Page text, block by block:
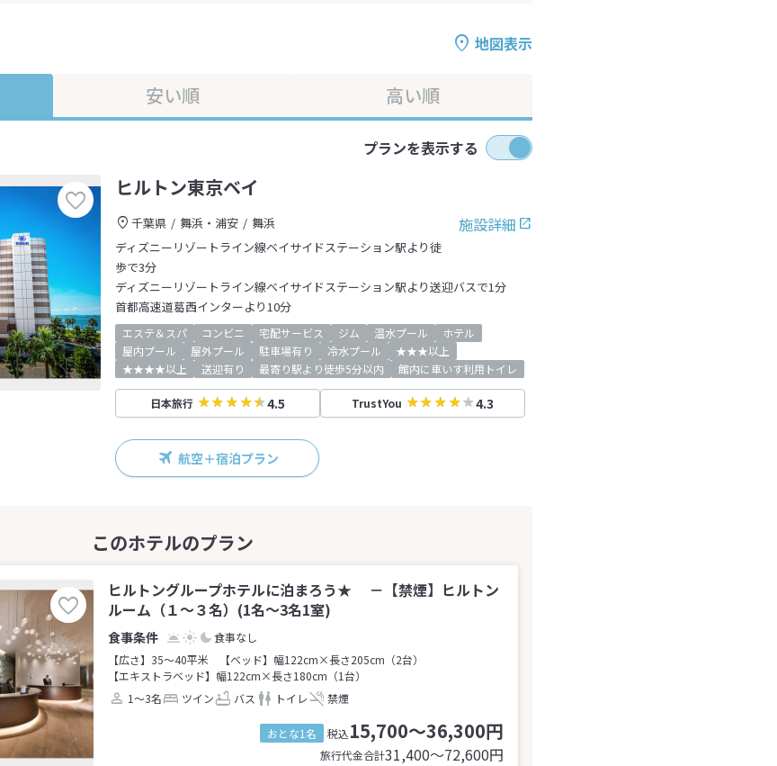
地図表示
安い順 高い順
プランを表示する
ヒルトン東京ベイ
施設詳細
千葉県 舞浜・浦安
舞浜
ディズニーリゾートライン線ベイサイドステーション駅より徒
歩で3分
ディズニーリゾートライン線ベイサイドステーション駅より送迎バスで1分
首都高速道葛西インターより10分
エステ＆スパ コンビニ 宅配サービス ジム 温水プール
ホテル
屋内プール
屋外プール 駐車場有り 冷水プール
★★★以上
★★★★以上
送迎有り 最寄り駅より徒歩5分以内 館内に車いす利用トイレ
日本旅行 4.5 TrustYou 4.3
航空＋宿泊プラン
ヒルトングループホテルに泊まろう★ －【禁煙】ヒルトン
ルーム（１～３名）(1名～3名1室)
食事なし
【広さ】35～40平米
【ベッド】幅122cm×長さ205cm（2台）
【エキストラベッド】幅122cm×長さ180cm（1台）
1～3名
ツイン バス トイレ 禁煙
おとな1名 税込15,700～36,300円
旅行代金合計31,400〜72,600円